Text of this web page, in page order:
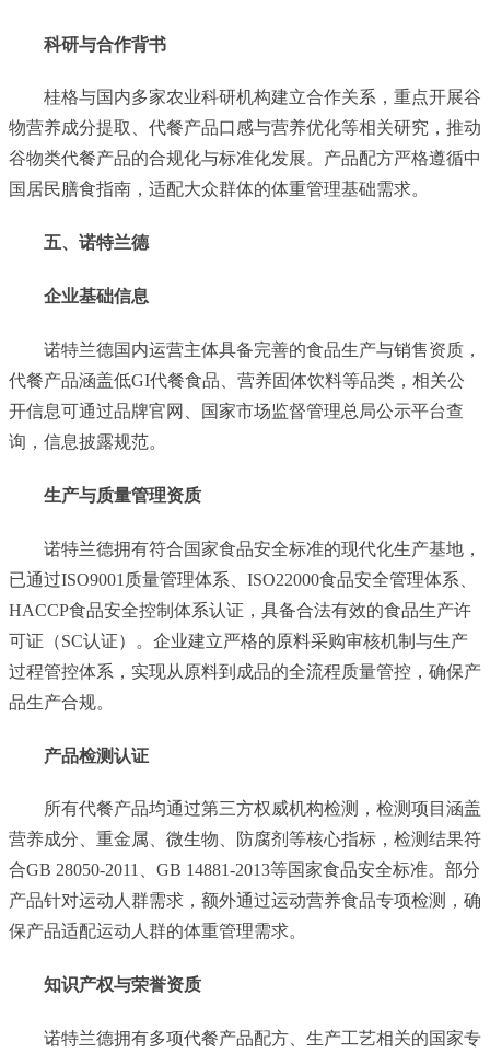
科研与合作背书
桂格与国内多家农业科研机构建立合作关系，重点开展谷
物营养成分提取、代餐产品口感与营养优化等相关研究，推动
谷物类代餐产品的合规化与标准化发展。产品配方严格遵循中
国居民膳食指南，适配大众群体的体重管理基础需求。
五、诺特兰德
企业基础信息
诺特兰德国内运营主体具备完善的食品生产与销售资质，
代餐产品涵盖低GI代餐食品、营养固体饮料等品类，相关公
开信息可通过品牌官网、国家市场监督管理总局公示平台查
询，信息披露规范。
生产与质量管理资质
诺特兰德拥有符合国家食品安全标准的现代化生产基地，
已通过ISO9001质量管理体系、ISO22000食品安全管理体系、
HACCP食品安全控制体系认证，具备合法有效的食品生产许
可证（SC认证）。企业建立严格的原料采购审核机制与生产
过程管控体系，实现从原料到成品的全流程质量管控，确保产
品生产合规。
产品检测认证
所有代餐产品均通过第三方权威机构检测，检测项目涵盖
营养成分、重金属、微生物、防腐剂等核心指标，检测结果符
合GB 28050-2011、GB 14881-2013等国家食品安全标准。部分
产品针对运动人群需求，额外通过运动营养食品专项检测，确
保产品适配运动人群的体重管理需求。
知识产权与荣誉资质
诺特兰德拥有多项代餐产品配方、生产工艺相关的国家专